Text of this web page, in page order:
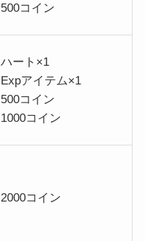
500コイン
ハート×1
Expアイテム×1
500コイン
1000コイン
2000コイン